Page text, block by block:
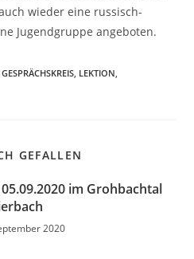
wieder eine russisch-
Jugendgruppe angeboten.
GESPRÄCHSKREIS, LEKTION,
GEFALLEN
im Grohbachtal
2020